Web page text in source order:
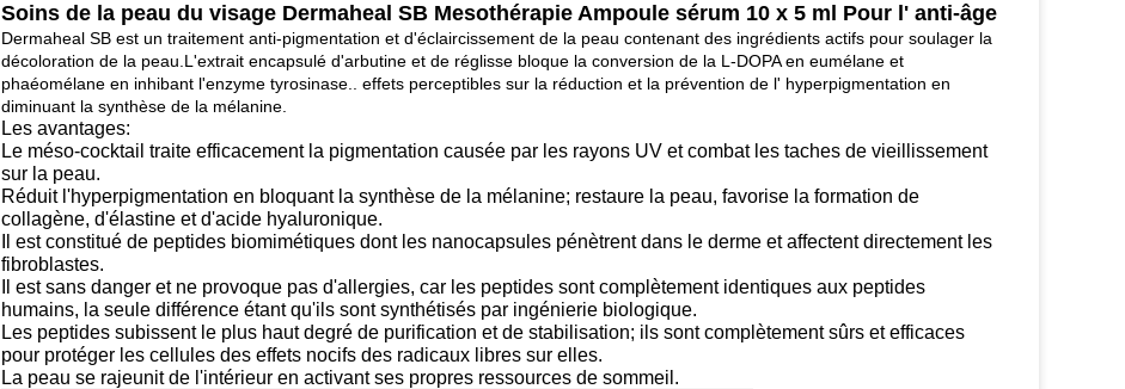
Soins de la peau du visage Dermaheal SB Mesothérapie Ampoule sérum 10 x 5 ml Pour l' anti-âge
Dermaheal SB est un traitement anti-pigmentation et d'éclaircissement de la peau contenant des ingrédients actifs pour soulager la
décoloration de la peau.L'extrait encapsulé d'arbutine et de réglisse bloque la conversion de la L-DOPA en eumélane et
phaéomélane en inhibant l'enzyme tyrosinase.. effets perceptibles sur la réduction et la prévention de l' hyperpigmentation en
diminuant la synthèse de la mélanine.
Les avantages:
Le méso-cocktail traite efficacement la pigmentation causée par les rayons UV et combat les taches de vieillissement
sur la peau.
Réduit l'hyperpigmentation en bloquant la synthèse de la mélanine; restaure la peau, favorise la formation de
collagène, d'élastine et d'acide hyaluronique.
Il est constitué de peptides biomimétiques dont les nanocapsules pénètrent dans le derme et affectent directement les
fibroblastes.
Il est sans danger et ne provoque pas d'allergies, car les peptides sont complètement identiques aux peptides
humains, la seule différence étant qu'ils sont synthétisés par ingénierie biologique.
Les peptides subissent le plus haut degré de purification et de stabilisation; ils sont complètement sûrs et efficaces
pour protéger les cellules des effets nocifs des radicaux libres sur elles.
La peau se rajeunit de l'intérieur en activant ses propres ressources de sommeil.